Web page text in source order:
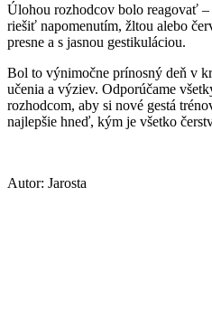
Úlohou rozhodcov bolo reagovať
riešiť napomenutím, žltou alebo
presne a s jasnou gestikuláciou.
Bol to výnimočne prínosný deň v
učenia a výziev. Odporúčame
rozhodcom, aby si nové gestá
najlepšie hneď, kým je všetko
Autor: Jarosta